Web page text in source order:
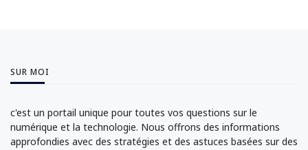
SUR MOI
c'est un portail unique pour toutes vos questions sur le
numérique et la technologie. Nous offrons des informations
approfondies avec des stratégies et des astuces basées sur des